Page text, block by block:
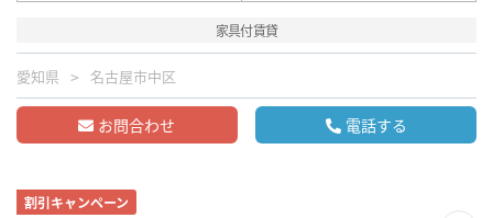
家具付賃貸
愛知県 名古屋市中区
お問合わせ 電話する
割引キャンペーン